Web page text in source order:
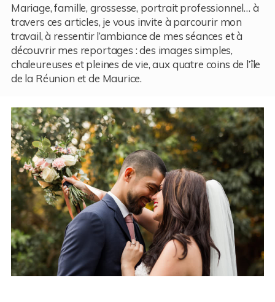
Mariage, famille, grossesse, portrait professionnel… à
travers ces articles, je vous invite à parcourir mon
travail, à ressentir l’ambiance de mes séances et à
découvrir mes reportages : des images simples,
chaleureuses et pleines de vie, aux quatre coins de l’île
de la Réunion et de Maurice.
Un mariage bohème chic à la
Sainte Hélène Réunion